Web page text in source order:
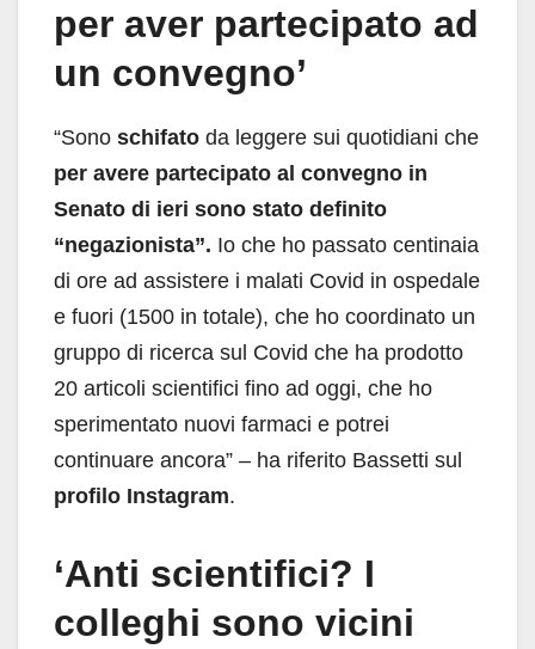
per aver partecipato ad
un convegno’
“Sono schifato da leggere sui quotidiani che
per avere partecipato al convegno in
Senato di ieri sono stato definito
“negazionista”. Io che ho passato centinaia
di ore ad assistere i malati Covid in ospedale
e fuori (1500 in totale), che ho coordinato un
gruppo di ricerca sul Covid che ha prodotto
20 articoli scientifici fino ad oggi, che ho
sperimentato nuovi farmaci e potrei
continuare ancora” – ha riferito Bassetti sul
profilo Instagram.
‘Anti scientifici? I
colleghi sono vicini